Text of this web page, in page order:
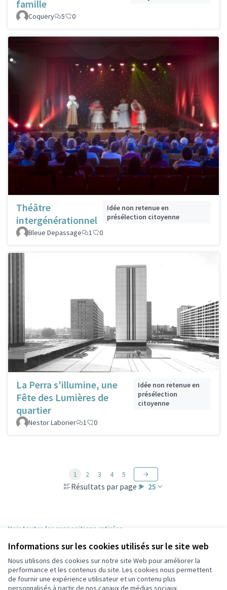
Informations sur les cookies utilisés sur le site web
Nous utilisons des cookies sur notre site Web pour améliorer la
performance et les contenus du site. Les cookies nous permettent
de fournir une expérience utilisateur et un contenu plus
personnalisés à partir de nos canaux de médias sociaux.
famille
Coquery 5 0
Théâtre
intergénérationnel
Idée non retenue en
présélection citoyenne
Bleue Depassage
1 0
La Perra s'illumine, une
Fête des Lumières de
quartier
Idée non retenue en
présélection
citoyenne
Nestor Laborier 1 0
Résultats par page : 25
1 2 3 4 5
Voir toutes les propositions retirées
Conditions d'utilisation
Paramètres des cookies
Participez Villeurbanne sur X
Participez Villeurbanne sur Facebook
Participez Villeurbanne sur Instagram
Participez Villeurbanne sur YouTube